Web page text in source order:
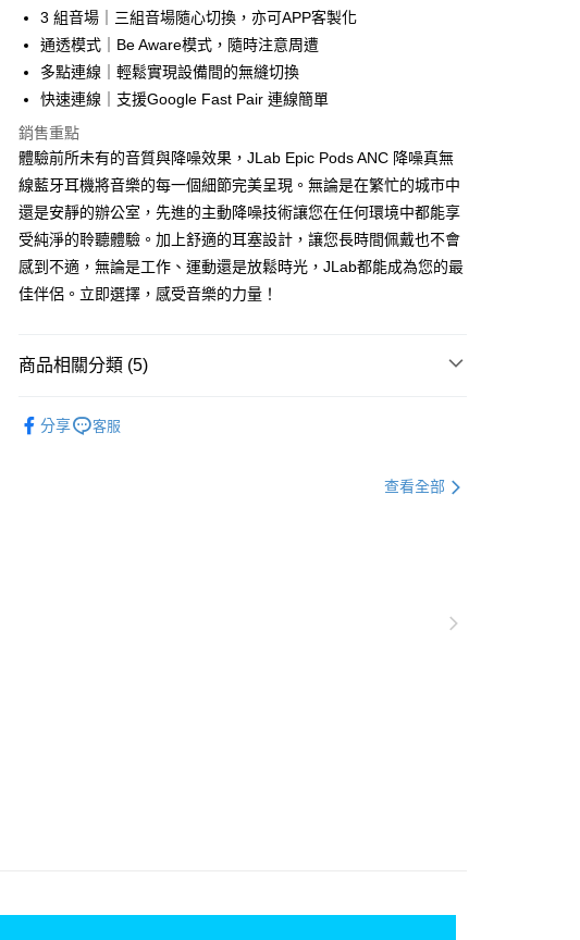
3 組音場｜三組音場隨心切換，亦可APP客製化
通透模式｜Be Aware模式，隨時注意周遭
多點連線｜輕鬆實現設備間的無縫切換
快速連線｜支援Google Fast Pair 連線簡單
銷售重點
體驗前所未有的音質與降噪效果，JLab Epic Pods ANC 降噪真無
線藍牙耳機將音樂的每一個細節完美呈現。無論是在繁忙的城市中
還是安靜的辦公室，先進的主動降噪技術讓您在任何環境中都能享
受純淨的聆聽體驗。加上舒適的耳塞設計，讓您長時間佩戴也不會
感到不適，無論是工作、運動還是放鬆時光，JLab都能成為您的最
佳伴侶。立即選擇，感受音樂的力量！
商品相關分類 (5)
分享 客服
查看全部